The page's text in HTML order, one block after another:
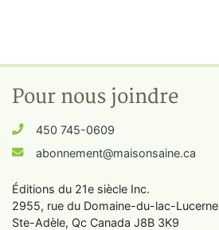
Pour nous joindre
450 745-0609
abonnement@maisonsaine.ca
Éditions du 21e siècle Inc.
2955, rue du Domaine-du-lac-Lucerne
Ste-Adèle, Qc Canada J8B 3K9